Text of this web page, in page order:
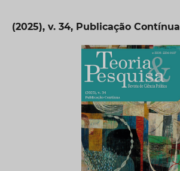
(2025), v. 34, Publicação Contínua